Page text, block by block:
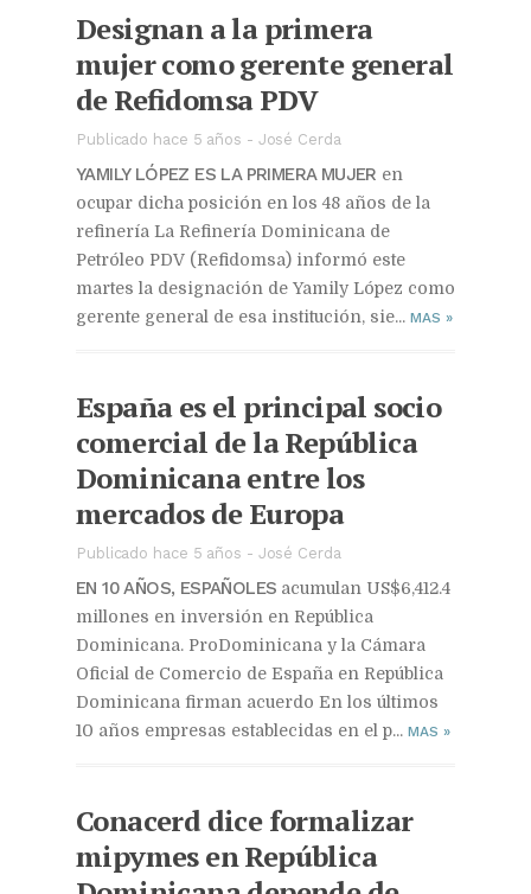
Designan a la primera
mujer como gerente general
de Refidomsa PDV
Publicado hace 5 años - José Cerda
YAMILY LÓPEZ ES LA PRIMERA MUJER en
ocupar dicha posición en los 48 años de la
refinería La Refinería Dominicana de
Petróleo PDV (Refidomsa) informó este
martes la designación de Yamily López como
gerente general de esa institución, sie... MAS »
España es el principal socio
comercial de la República
Dominicana entre los
mercados de Europa
Publicado hace 5 años - José Cerda
EN 10 AÑOS, ESPAÑOLES acumulan US$6,412.4
millones en inversión en República
Dominicana. ProDominicana y la Cámara
Oficial de Comercio de España en República
Dominicana firman acuerdo En los últimos
10 años empresas establecidas en el p... MAS »
Conacerd dice formalizar
mipymes en República